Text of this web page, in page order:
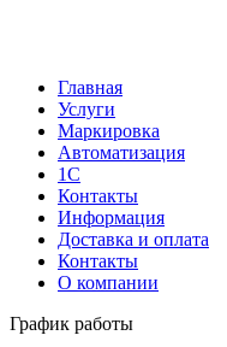
Главная
Услуги
Маркировка
Автоматизация
1С
Контакты
Информация
Доставка и оплата
Контакты
О компании
График работы